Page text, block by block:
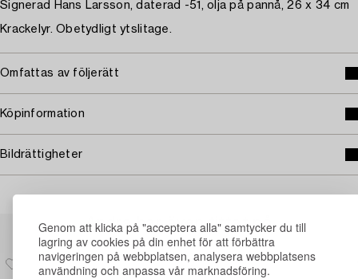
Genom att klicka på "acceptera alla" samtycker du till
lagring av cookies på din enhet för att förbättra
navigeringen på webbplatsen, analysera webbplatsens
användning och anpassa vår marknadsföring.
Signerad Hans Larsson, daterad -51, olja på pannå, 26 x 34 cm
Krackelyr. Obetydligt ytslitage.
Omfattas av följerätt
Köpinformation
Bildrättigheter
Andra har även tittat på